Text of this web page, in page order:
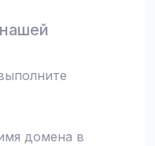
домена в